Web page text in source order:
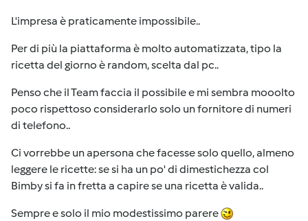
L'impresa è praticamente impossibile..
Per di più la piattaforma è molto automatizzata, tipo la
ricetta del giorno è random, scelta dal pc..
Penso che il Team faccia il possibile e mi sembra mooolto
poco rispettoso considerarlo solo un fornitore di numeri
di telefono..
Ci vorrebbe un apersona che facesse solo quello, almeno
leggere le ricette: se si ha un po' di dimestichezza col
Bimby si fa in fretta a capire se una ricetta è valida..
Sempre e solo il mio modestissimo parere